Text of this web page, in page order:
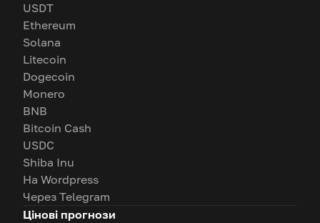
USDT
Ethereum
Solana
Litecoin
Dogecoin
Monero
BNB
Bitcoin Cash
USDC
Shiba Inu
На Wordpress
Через Telegram
Цінові прогнози